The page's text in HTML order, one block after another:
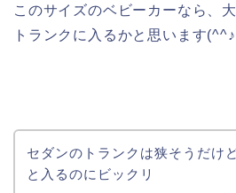
このサイズのベビーカーなら、
トランクに入るかと思います(^^♪
セダンのトランクは狭そうだけ
と入るのにビックリ